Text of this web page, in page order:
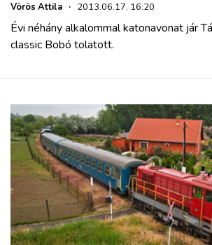
Vörös Attila · 2013.06.17. 16:20
Évi néhány alkalommal katonavonat jár
classic Bobó tolatott.